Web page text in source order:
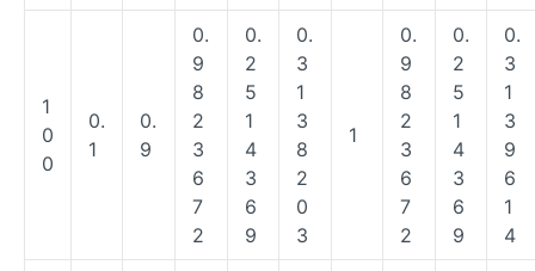
1
0
0
0.
1
0.
9
0.
9
8
2
3
6
7
2
0.
2
5
1
4
3
6
9
0.
3
1
3
8
2
0
3
1
0.
9
8
2
3
6
7
2
0.
2
5
1
4
3
6
9
0.
3
1
3
9
6
1
4